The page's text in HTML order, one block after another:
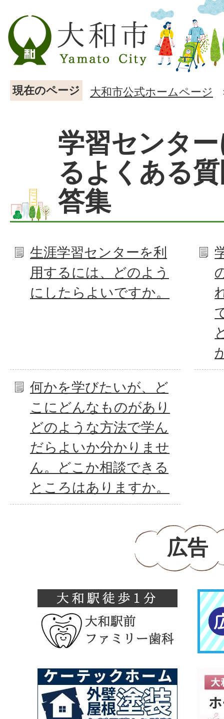
現在のページ 大和市公式ホームページ
学習センタ
るよくある
答集
生涯学習センターを利
用するには、どのよう
にしたらよいですか。
何かを学びたいが、ど
こにどんなものがあり
どのような方法で学ん
だらよいか分かりませ
ん。どこか相談できる
ところはありますか。
広告